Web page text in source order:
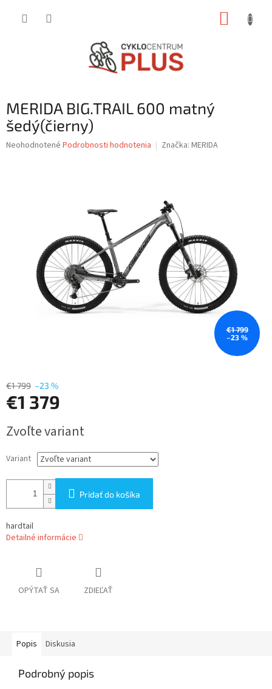
MERIDA BIG.TRAIL 600 matný
šedý(čierny)
Priemerné
Neohodnotené Podrobnosti hodnotenia Značka: MERIDA
€1 799
–23 %
€1 799 –23 %
€1 379
cena:
Zvoľte variant
Variant
Pridať do košíka
hardtail
Detailné informácie
OPÝTAŤ SA ZDIEĽAŤ
Popis Diskusia
Podrobný popis